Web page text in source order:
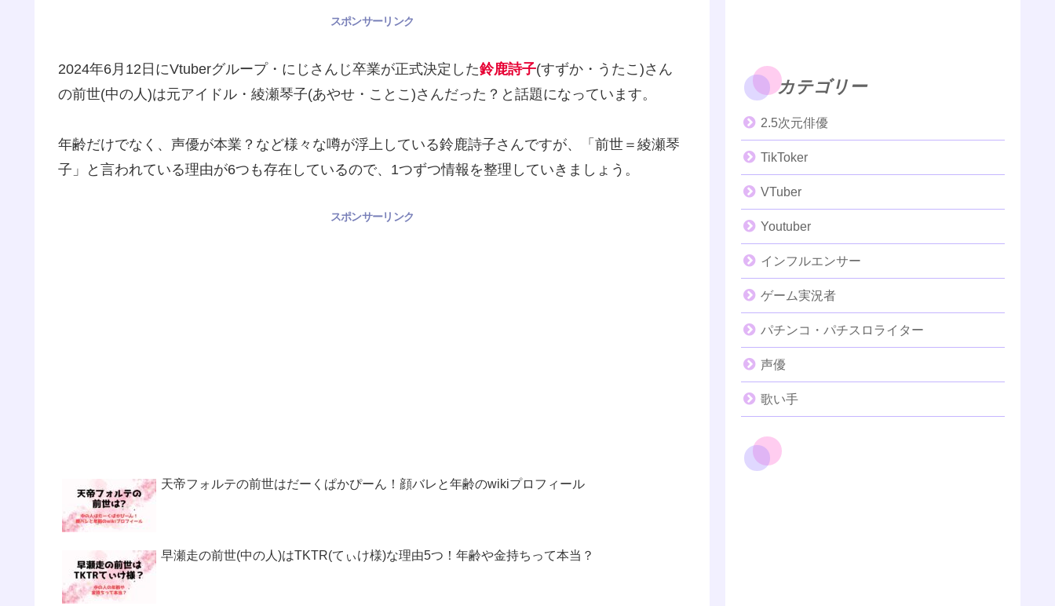
スポンサーリンク
2024年6月12日にVtuberグループ・にじさんじ卒業が正式決定した鈴鹿詩子(すずか・うたこ)さん
の前世(中の人)は元アイドル・綾瀬琴子(あやせ・ことこ)さんだった？と話題になっています。
年齢だけでなく、声優が本業？など様々な噂が浮上している鈴鹿詩子さんですが、「前世＝綾瀬琴
子」と言われている理由が6つも存在しているので、1つずつ情報を整理していきましょう。
スポンサーリンク
天帝フォルテの前世はだーくぱかぴーん！顔バレと年齢のwikiプロフィール
早瀬走の前世(中の人)はTKTR(てぃけ様)な理由5つ！年齢や金持ちって本当？
カテゴリー
2.5次元俳優
TikToker
VTuber
Youtuber
インフルエンサー
ゲーム実況者
パチンコ・パチスロライター
声優
歌い手